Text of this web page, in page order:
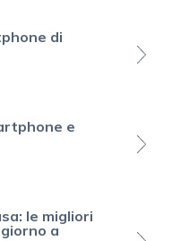
di
e
le migliori
a